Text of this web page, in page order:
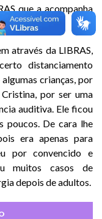
que a acompanha
através da LIBRAS,
distanciamento
crianças, por
por ser uma
auditiva. Ele ficou
poucos. De cara lhe
era apenas para
por convencido e
muitos casos de
depois de adultos.